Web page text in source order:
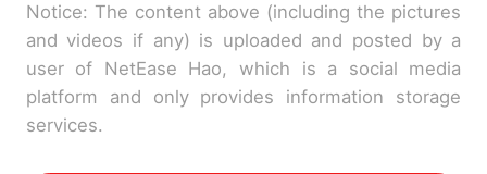
Notice: The content above (including the pictures
and videos if any) is uploaded and posted by a
user of NetEase Hao, which is a social media
platform and only provides information storage
services.